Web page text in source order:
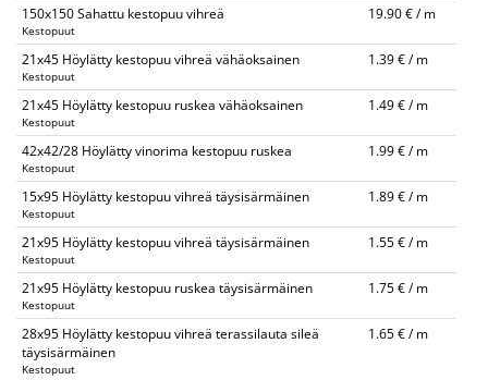
150x150 Sahattu kestopuu vihreä
Kestopuut
19.90 € / m
21x45 Höylätty kestopuu vihreä vähäoksainen
Kestopuut
1.39 € / m
21x45 Höylätty kestopuu ruskea vähäoksainen
Kestopuut
1.49 € / m
42x42/28 Höylätty vinorima kestopuu ruskea
Kestopuut
1.99 € / m
15x95 Höylätty kestopuu vihreä täysisärmäinen
Kestopuut
1.89 € / m
21x95 Höylätty kestopuu vihreä täysisärmäinen
Kestopuut
1.55 € / m
21x95 Höylätty kestopuu ruskea täysisärmäinen
Kestopuut
1.75 € / m
28x95 Höylätty kestopuu vihreä terassilauta sileä
täysisärmäinen
Kestopuut
1.65 € / m